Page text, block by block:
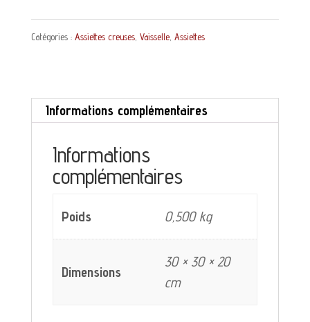
Assiette
creuse
Salins
Catégories : Assiettes creuses, Vaisselle, Assiettes
Informations complémentaires
Informations
complémentaires
Poids 0,500 kg
Dimensions
30 × 30 × 20
cm